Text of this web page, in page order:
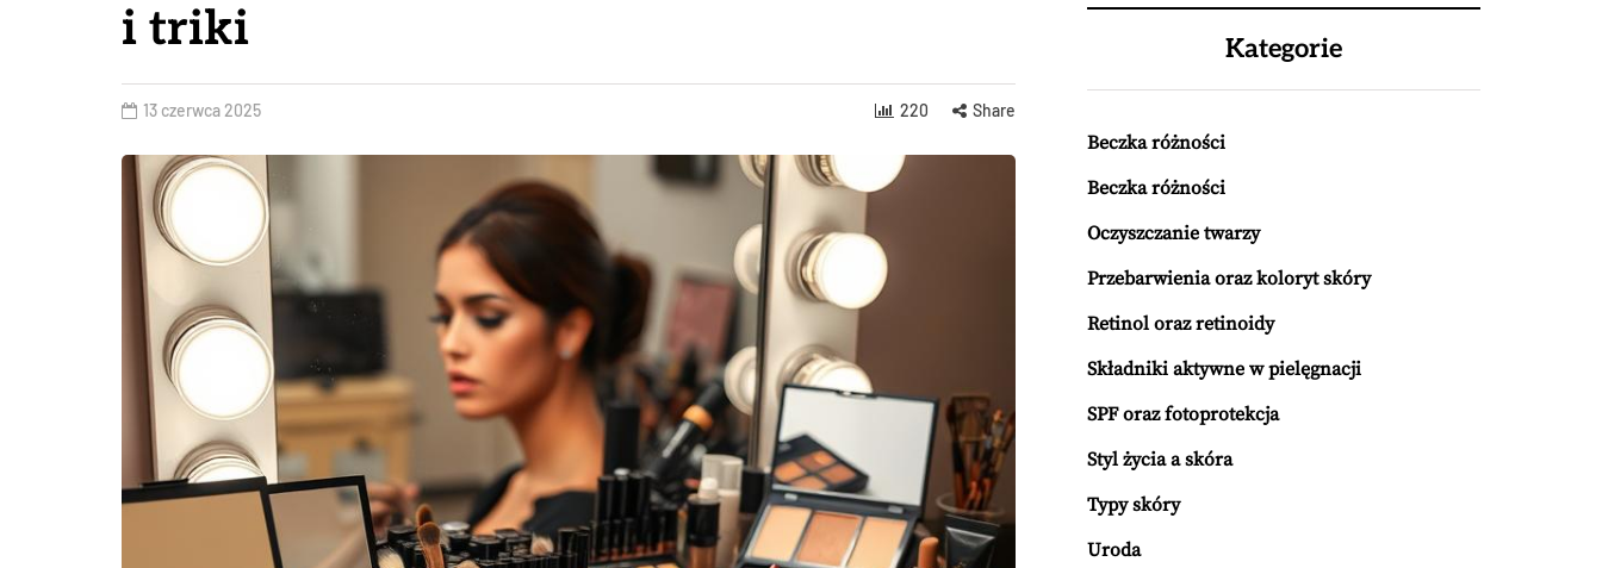
i triki
13 czerwca 2025 220 Share
Kategorie
Beczka różności
Beczka różności
Oczyszczanie twarzy
Przebarwienia oraz koloryt skóry
Retinol oraz retinoidy
Składniki aktywne w pielęgnacji
SPF oraz fotoprotekcja
Styl życia a skóra
Typy skóry
Uroda